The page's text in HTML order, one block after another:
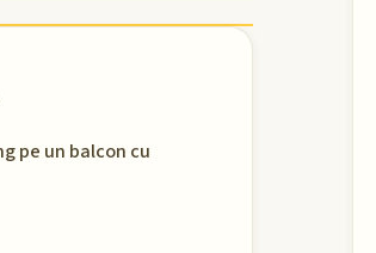
pe un balcon cu